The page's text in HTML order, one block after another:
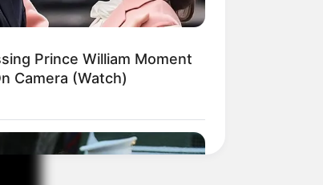
Prince William Moment
Camera (Watch)